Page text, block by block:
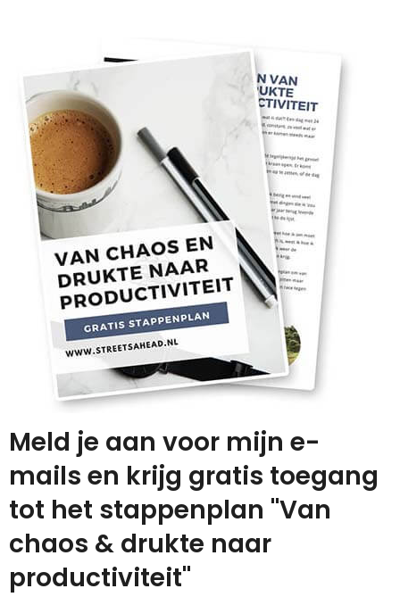
Meld je aan voor mijn e-
mails en krijg gratis toegang
tot het stappenplan "Van
chaos & drukte naar
productiviteit"